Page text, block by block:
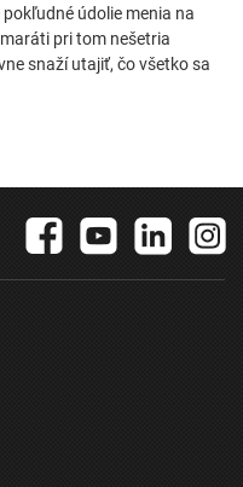
údolie menia na
pri tom nešetria
snaží utajiť, čo všetko sa